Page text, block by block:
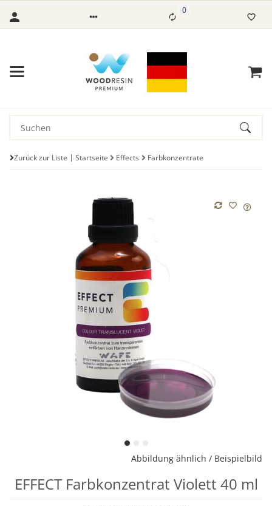
0
Zurück zur Liste Startseite Effects Farbkonzentrate
Abbildung ähnlich / Beispielbild
EFFECT Farbkonzentrat Violett 40 ml